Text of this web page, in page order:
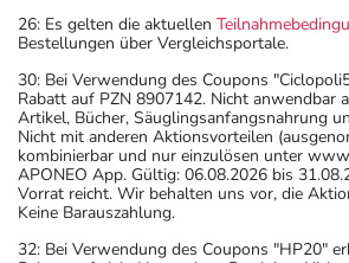
26: Es gelten die aktuellen
Bestellungen über Vergleichsportale.
30: Bei Verwendung des Coupons
Rabatt auf PZN 8907142. Nicht anwendbar
Artikel, Bücher, Säuglingsanfangsnahrung
Nicht mit anderen Aktionsvorteilen
kombinierbar und nur einzulösen unter
APONEO App. Gültig: 06.08.2026 bis
Vorrat reicht. Wir behalten uns vor, die
Keine Barauszahlung.
32: Bei Verwendung des Coupons "HP20"